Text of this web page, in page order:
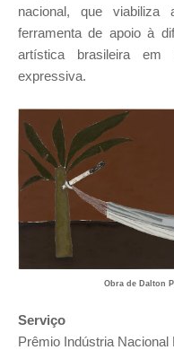
nacional, que
ferramenta de apoio à
artística brasileira
expressiva.
Obra de Dalton
Serviço
Prêmio Indústria